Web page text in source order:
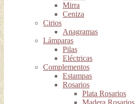
Mirra
Ceniza
Cirios
Anagramas
Lámparas
Pilas
Eléctricas
Complementos
Estampas
Rosarios
Plata Rosarios
Madera Rosarios